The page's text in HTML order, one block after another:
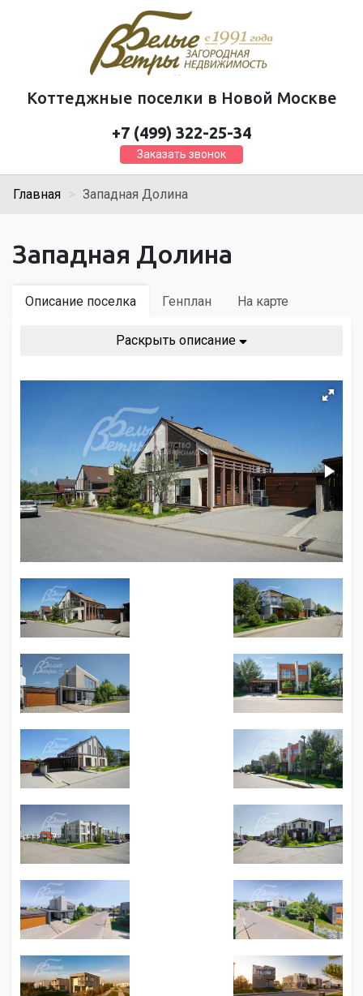
Коттеджные поселки в Новой Москве
+7 (499) 322-25-34
Заказать звонок
Главная Западная Долина
Западная Долина
Описание поселка Генплан На карте
Раскрыть описание